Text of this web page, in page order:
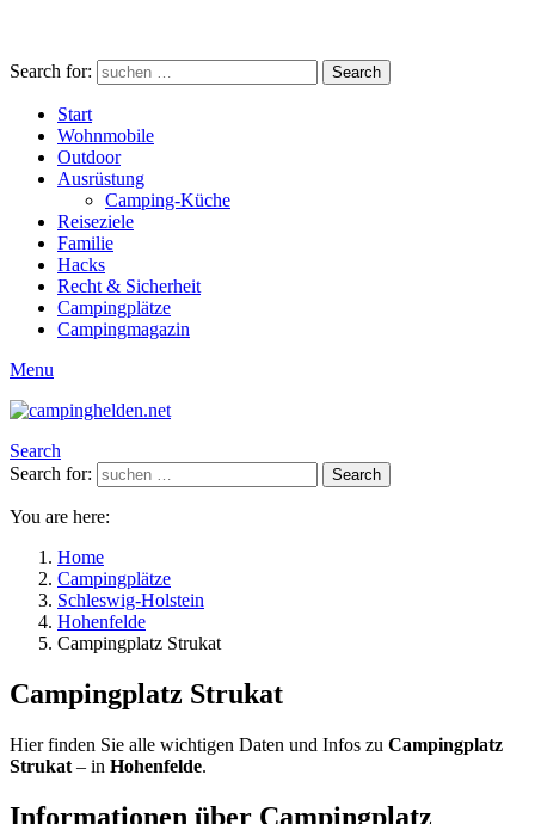
Search for: Search
Start
Wohnmobile
Outdoor
Ausrüstung
Camping-Küche
Reiseziele
Familie
Hacks
Recht & Sicherheit
Campingplätze
Campingmagazin
Menu
Search
Search for:
Search
You are here:
Home
Campingplätze
Schleswig-Holstein
Hohenfelde
Campingplatz Strukat
Campingplatz Strukat
Hier finden Sie alle wichtigen Daten und Infos zu Campingplatz
Strukat – in Hohenfelde.
Informationen über Campingplatz